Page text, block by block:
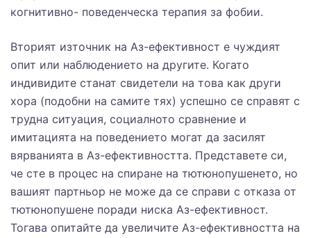
когнитивно- поведенческа терапия за фобии.
Вторият източник на Аз-ефективност е чуждият
опит или наблюдението на другите. Когато
индивидите станат свидетели на това как други
хора (подобни на самите тях) успешно се справят с
трудна ситуация, социалното сравнение и
имитацията на поведението могат да засилят
вярванията в Аз-ефективността. Представете си,
че сте в процес на спиране на тютюнопушенето, но
вашият партньор не може да се справи с отказа от
тютюнопушене поради ниска Аз-ефективност.
Тогава опитайте да увеличите Аз-ефективността на